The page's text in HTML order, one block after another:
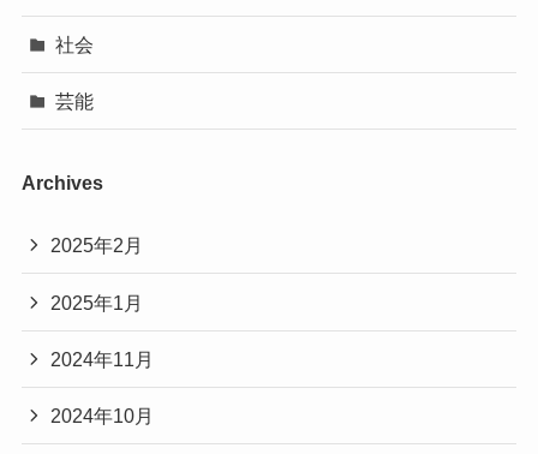
社会
芸能
Archives
2025年2月
2025年1月
2024年11月
2024年10月